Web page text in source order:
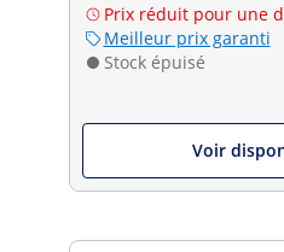
Prix réduit pour une
Meilleur prix garanti
Stock épuisé
Voir